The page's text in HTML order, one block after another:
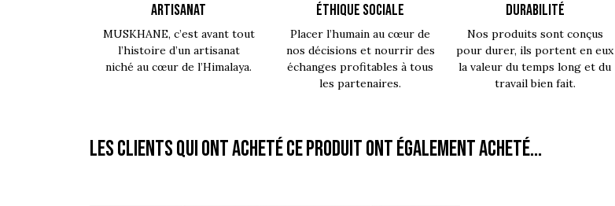
ARTISANAT
MUSKHANE, c’est avant tout
l’histoire d’un artisanat
niché au cœur de l’Himalaya.
ÉTHIQUE SOCIALE
Placer l’humain au cœur de
nos décisions et nourrir des
échanges profitables à tous
les partenaires.
DURABILITÉ
Nos produits sont conçus
pour durer, ils portent en eux
la valeur du temps long et du
travail bien fait.
Les clients qui ont acheté ce produit ont également acheté...